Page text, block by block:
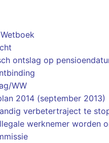
ontslag op
WW
2014 (september 2013)
verbetertraject te
werknemer worden